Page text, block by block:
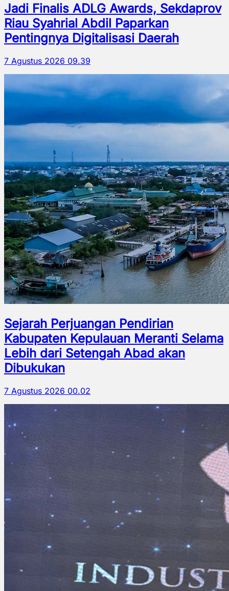
Jadi Finalis ADLG Awards, Sekdaprov
Riau Syahrial Abdil Paparkan
Pentingnya Digitalisasi Daerah
7 Agustus 2026 09.39
Sejarah Perjuangan Pendirian
Kabupaten Kepulauan Meranti Selama
Lebih dari Setengah Abad akan
Dibukukan
7 Agustus 2026 00.02